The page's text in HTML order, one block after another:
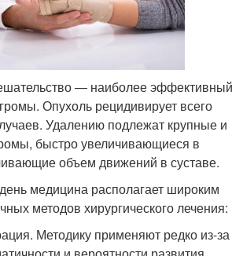
— наиболее эффективный
Опухоль рецидивирует всего
Удалению подлежат крупные и
быстро увеличивающиеся в
объем движений в суставе.
медицина располагает широким
методов хирургического лечения:
Методику применяют редко из-за